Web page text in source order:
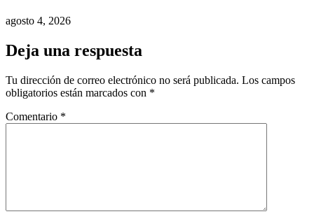
agosto 4, 2026
Deja una respuesta
Tu dirección de correo electrónico no será publicada. Los campos
obligatorios están marcados con *
Comentario *